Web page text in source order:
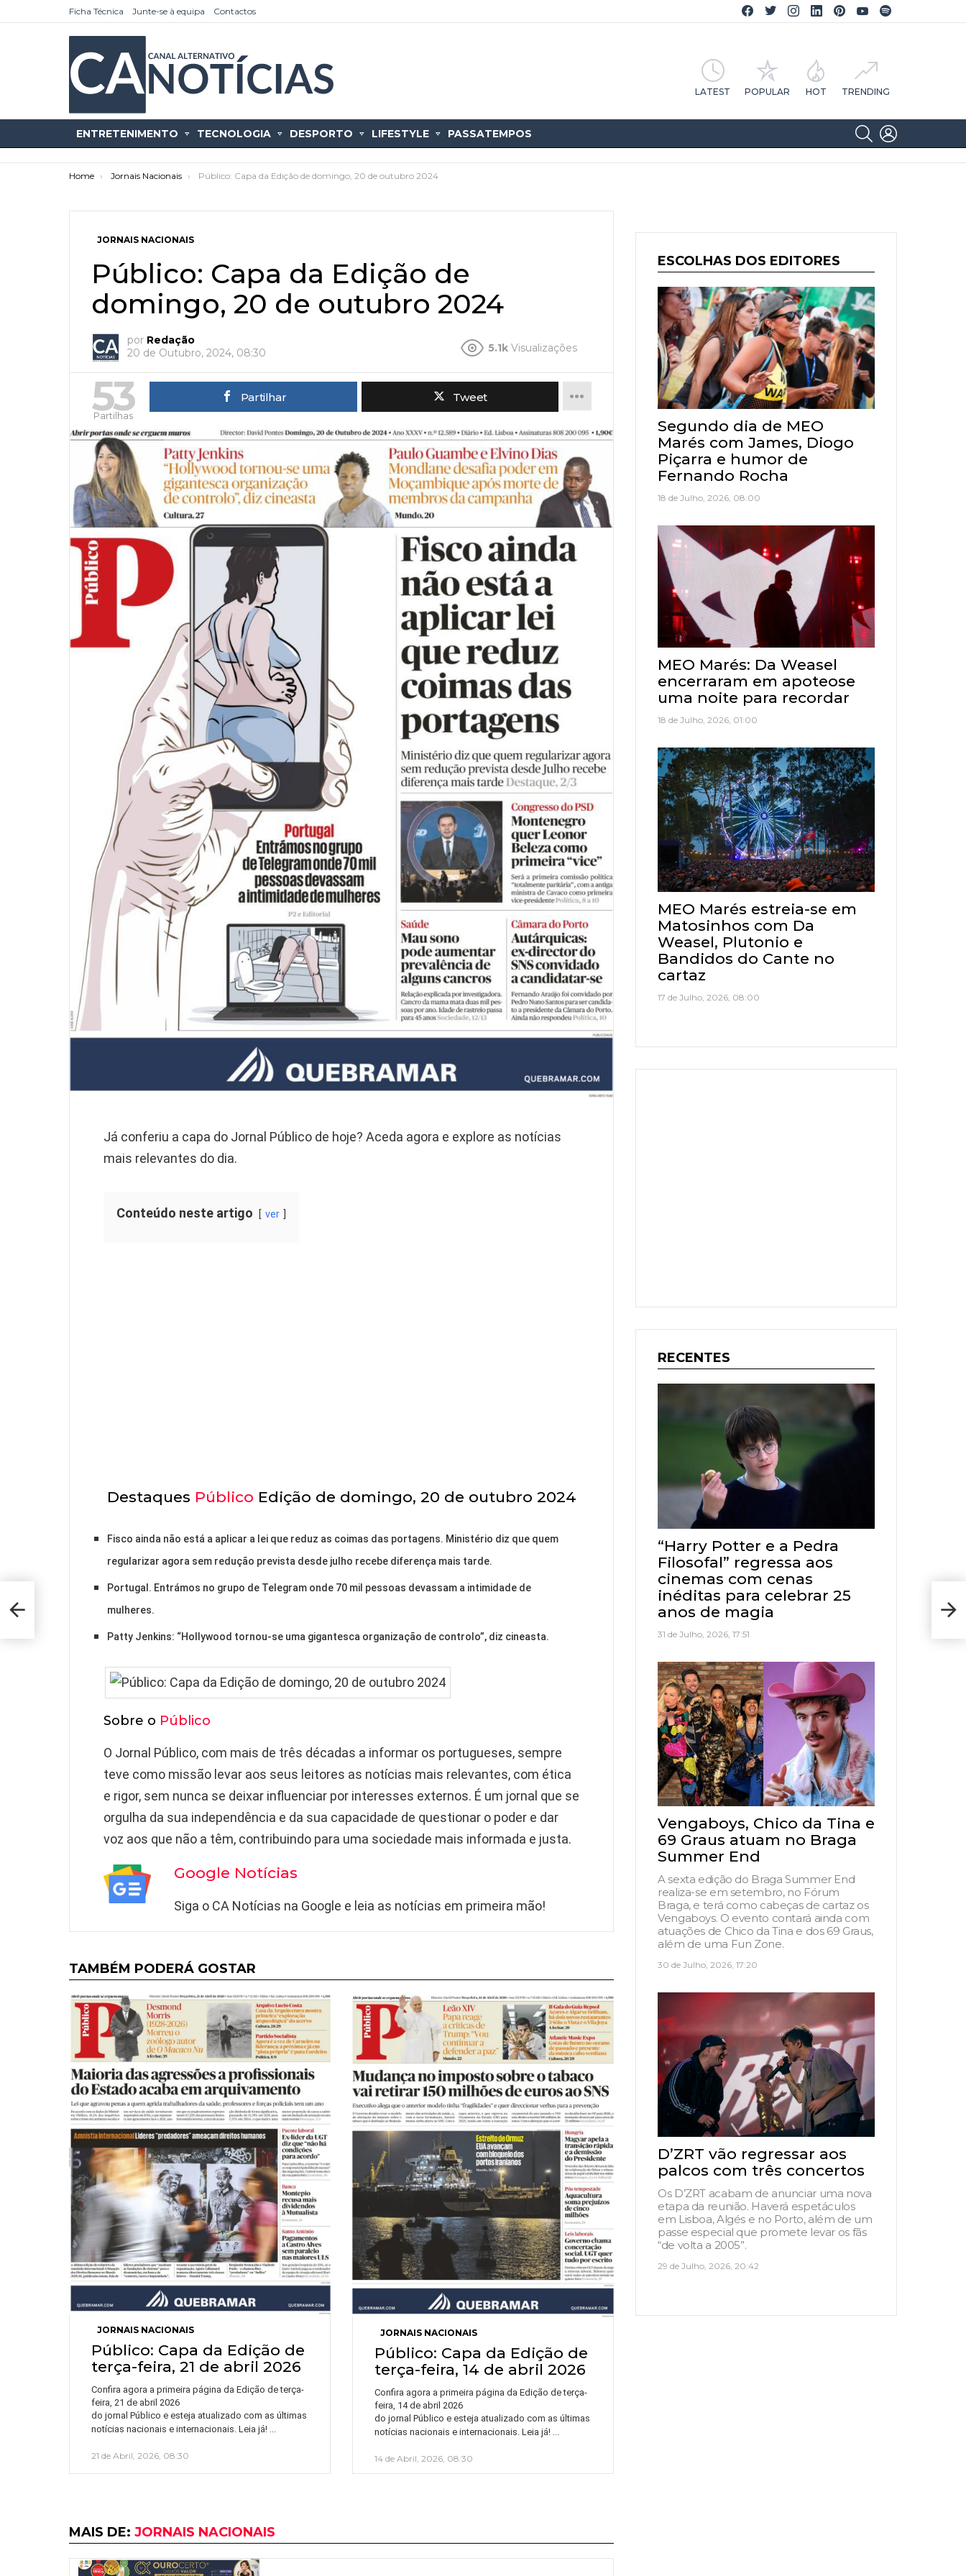
Ficha Técnica Junte-se à equipa Contactos
Facebook CA Notícias
Twitter CA Notícias
Instagram CA Notícias
Linkedin CA Notícias
Pinterest CA Notícias
YouTube CA Notícias
LATEST POPULAR HOT TRENDING
ENTRETENIMENTO TECNOLOGIA DESPORTO LIFESTYLE PASSATEMPOS
SEARCH
You are here:
Home Jornais Nacionais Público: Capa da Edição de domingo, 20 de outubro 2024
JORNAIS NACIONAIS
Público: Capa da Edição de
domingo, 20 de outubro 2024
por Redação
20 de Outubro, 2024, 08:30
5.1k Visualizações
53
Partilhas
Partilhar Tweet
Já conferiu a capa do Jornal Público de hoje? Aceda agora e explore as notícias
mais relevantes do dia.
Conteúdo neste artigo ver
Destaques Público Edição de domingo, 20 de outubro 2024
Fisco ainda não está a aplicar a lei que reduz as coimas das portagens. Ministério diz que quem
regularizar agora sem redução prevista desde julho recebe diferença mais tarde.
Portugal. Entrámos no grupo de Telegram onde 70 mil pessoas devassam a intimidade de
mulheres.
Patty Jenkins: “Hollywood tornou-se uma gigantesca organização de controlo”, diz cineasta.
Sobre o Público
O Jornal Público, com mais de três décadas a informar os portugueses, sempre
teve como missão levar aos seus leitores as notícias mais relevantes, com ética
e rigor, sem nunca se deixar influenciar por interesses externos. É um jornal que se
orgulha da sua independência e da sua capacidade de questionar o poder e dar
voz aos que não a têm, contribuindo para uma sociedade mais informada e justa.
Google Notícias
Siga o CA Notícias na Google e leia as notícias em primeira mão!
TAMBÉM PODERÁ GOSTAR
JORNAIS NACIONAIS
Público: Capa da Edição de
terça-feira, 21 de abril 2026
Confira agora a primeira página da Edição de terça-
feira, 21 de abril 2026
do jornal Público e esteja atualizado com as últimas
notícias nacionais e internacionais. Leia já!
21 de Abril, 2026, 08:30
JORNAIS NACIONAIS
Público: Capa da Edição de
terça-feira, 14 de abril 2026
Confira agora a primeira página da Edição de terça-
feira, 14 de abril 2026
do jornal Público e esteja atualizado com as últimas
notícias nacionais e internacionais. Leia já! …
14 de Abril, 2026, 08:30
MAIS DE: JORNAIS NACIONAIS
de
ESCOLHAS DOS EDITORES
Segundo dia de MEO
Marés com James, Diogo
Piçarra e humor de
Fernando Rocha
18 de Julho, 2026, 08:00
MEO Marés: Da Weasel
encerraram em apoteose
uma noite para recordar
18 de Julho, 2026, 01:00
MEO Marés estreia-se em
Matosinhos com Da
Weasel, Plutonio e
Bandidos do Cante no
cartaz
17 de Julho, 2026, 08:00
RECENTES
“Harry Potter e a Pedra
Filosofal” regressa aos
cinemas com cenas
inéditas para celebrar 25
anos de magia
31 de Julho, 2026, 17:51
Vengaboys, Chico da Tina e
69 Graus atuam no Braga
Summer End
A sexta edição do Braga Summer End
realiza-se em setembro, no Fórum
Braga, e terá como cabeças de cartaz os
Vengaboys. O evento contará ainda com
atuações de Chico da Tina e dos 69 Graus,
além de uma Fun Zone.
30 de Julho, 2026, 17:20
D’ZRT vão regressar aos
palcos com três concertos
Os D’ZRT acabam de anunciar uma nova
etapa da reunião. Haverá espetáculos
em Lisboa, Algés e no Porto, além de um
passe especial que promete levar os fãs
“de volta a 2005”.
29 de Julho, 2026, 20:42